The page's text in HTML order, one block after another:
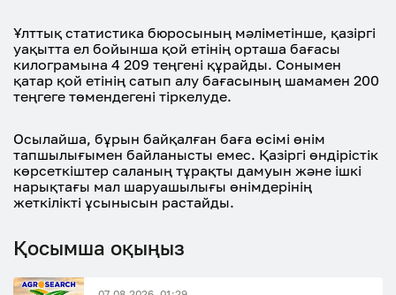
Ұлттық статистика бюросының мәліметінше, қазіргі
уақытта ел бойынша қой етінің орташа бағасы
килограмына 4 209 теңгені құрайды. Сонымен
қатар қой етінің сатып алу бағасының шамамен 200
теңгеге төмендегені тіркелуде.
Осылайша, бұрын байқалған баға өсімі өнім
тапшылығымен байланысты емес. Қазіргі өндірістік
көрсеткіштер саланың тұрақты дамуын және ішкі
нарықтағы мал шаруашылығы өнімдерінің
жеткілікті ұсынысын растайды.
Қосымша оқыңыз